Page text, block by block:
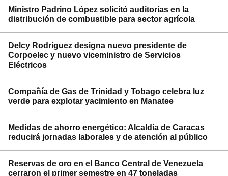
Ministro Padrino López solicitó auditorías en la
distribución de combustible para sector agrícola
Delcy Rodríguez designa nuevo presidente de
Corpoelec y nuevo viceministro de Servicios
Eléctricos
Compañía de Gas de Trinidad y Tobago celebra luz
verde para explotar yacimiento en Manatee
Medidas de ahorro energético: Alcaldía de Caracas
reducirá jornadas laborales y de atención al público
Reservas de oro en el Banco Central de Venezuela
cerraron el primer semestre en 47 toneladas